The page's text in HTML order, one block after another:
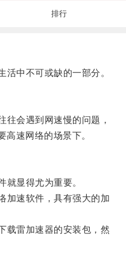
排行
中不可或缺的一部分。
会遇到网速慢的问题，
高速网络的场景下。
显得尤为重要。
速软件，具有强大的加
雷加速器的安装包，然